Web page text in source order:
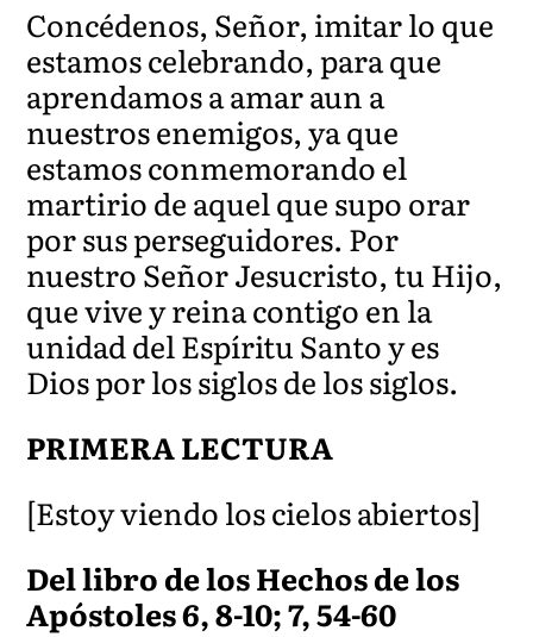
Concédenos, Señor, imitar lo que
estamos celebrando, para que
aprendamos a amar aun a
nuestros enemigos, ya que
estamos conmemorando el
martirio de aquel que supo orar
por sus perseguidores. Por
nuestro Señor Jesucristo, tu Hijo,
que vive y reina contigo en la
unidad del Espíritu Santo y es
Dios por los siglos de los siglos.
PRIMERA LECTURA
[Estoy viendo los cielos abiertos]
Del libro de los Hechos de los
Apóstoles 6, 8-10; 7, 54-60